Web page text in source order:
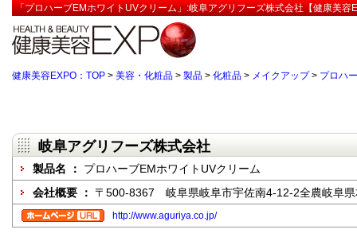
「プロハーブEMホワイトUVクリーム」:岐阜アグリフーズ株式会社【健康美容
健康美容EXPO：TOP > 美容・化粧品 > 製品 > 化粧品 > メイクアップ> プロハ
岐阜アグリフーズ株式会社
製品名 ： プロハーブEMホワイトUVクリーム
会社概要 ： 〒500-8367 岐阜県岐阜市宇佐南4-12-2全農岐阜
http://www.aguriya.co.jp/